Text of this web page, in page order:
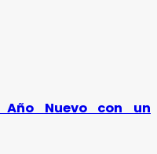
Nuevo con un